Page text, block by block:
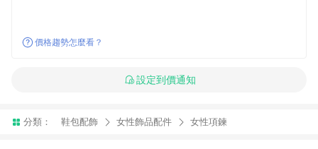
價格趨勢怎麼看？
設定到價通知
分類： 鞋包配飾 女性飾品配件 女性項鍊